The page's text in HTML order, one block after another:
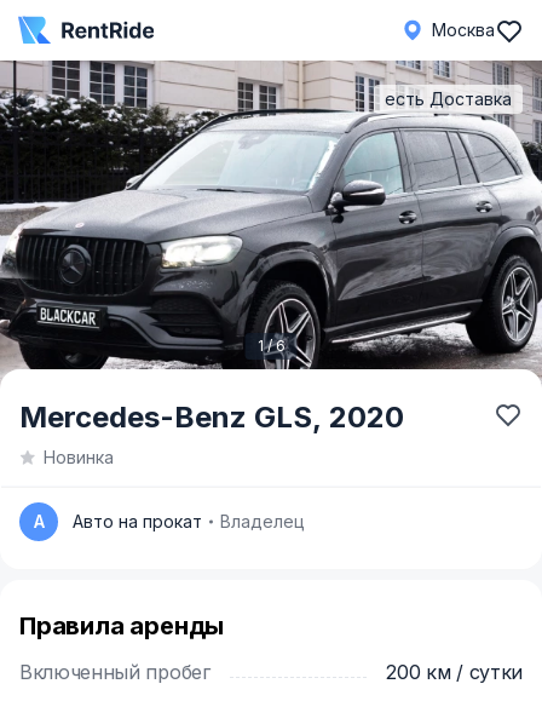
Москва
Item
1 / 6
есть Доставка
Mercedes-Benz GLS, 2020
Новинка
А Авто на прокат Владелец
Правила аренды
Включенный пробег
200 км / сутки